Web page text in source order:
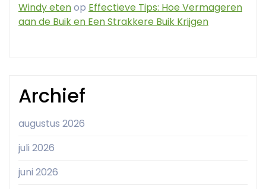
Windy etenop Effectieve Tips: Hoe Vermageren
aan de Buik en Een Strakkere Buik Krijgen
Archief
augustus 2026
juli 2026
juni 2026